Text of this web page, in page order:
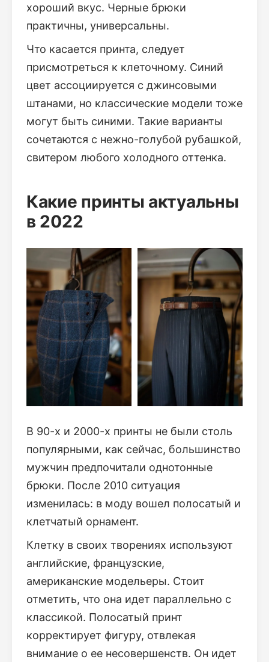
хороший вкус. Черные брюки
практичны, универсальны.
Что касается принта, следует
присмотреться к клеточному. Синий
цвет ассоциируется с джинсовыми
штанами, но классические модели тоже
могут быть синими. Такие варианты
сочетаются с нежно-голубой рубашкой,
свитером любого холодного оттенка.
Какие принты актуальны
в 2022
В 90-х и 2000-х принты не были столь
популярными, как сейчас, большинство
мужчин предпочитали однотонные
брюки. После 2010 ситуация
изменилась: в моду вошел полосатый и
клетчатый орнамент.
Клетку в своих творениях используют
английские, французские,
американские модельеры. Стоит
отметить, что она идет параллельно с
классикой. Полосатый принт
корректирует фигуру, отвлекая
внимание о ее несовершенств. Он идет